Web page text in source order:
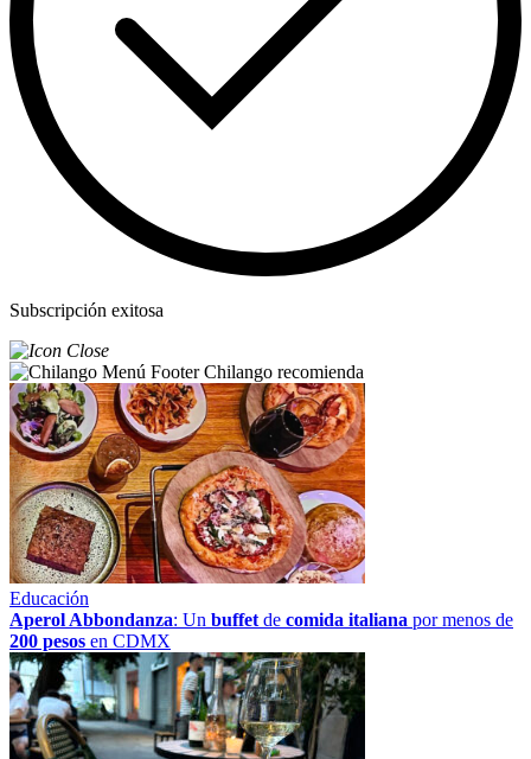
Subscripción exitosa
Chilango recomienda
Educación
Aperol Abbondanza: Un buffet de comida italiana por menos de
200 pesos en CDMX